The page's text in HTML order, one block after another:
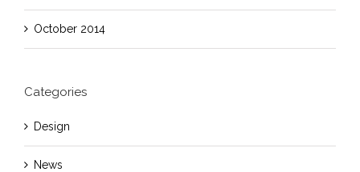
October 2014
Categories
Design
News